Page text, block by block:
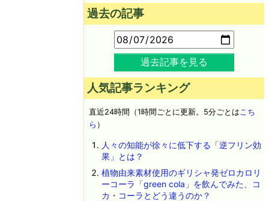
過去の記事
過去記事を見る
人気記事ランキング
直近24時間（1時間ごとに更新。5分ごとはこち
ら ）
人々の知能が徐々に低下する「逆フリン効
果」とは？
植物由来素材使用のギリシャ発ゼロカロリ
ーコーラ「green cola」を飲んでみた、コ
カ・コーラとどう違うのか？